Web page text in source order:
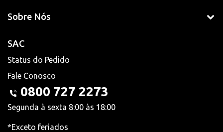
Sobre Nós
SAC
Status do Pedido
Fale Conosco
0800 727 2273
Segunda à sexta 8:00 às 18:00
*Exceto feriados